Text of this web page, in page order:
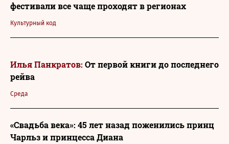
Культурный код
фестивали все чаще проходят в регионах
Среда
Илья Панкратов: От первой книги до последнего
рейва
«Свадьба века»: 45 лет назад поженились принц
Чарльз и принцесса Диана